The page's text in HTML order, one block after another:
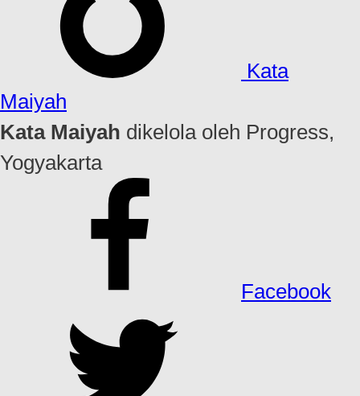
Kata
Maiyah
Kata Maiyah dikelola oleh Progress,
Yogyakarta
Facebook